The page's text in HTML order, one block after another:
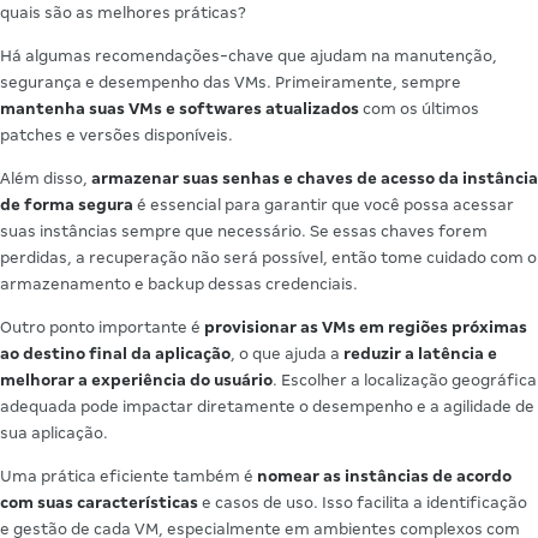
quais são as melhores práticas?
Há algumas recomendações-chave que ajudam na manutenção,
segurança e desempenho das VMs. Primeiramente, sempre
mantenha suas VMs e softwares atualizados com os últimos
patches e versões disponíveis.
Além disso, armazenar suas senhas e chaves de acesso da instância
de forma segura é essencial para garantir que você possa acessar
suas instâncias sempre que necessário. Se essas chaves forem
perdidas, a recuperação não será possível, então tome cuidado com o
armazenamento e backup dessas credenciais.
Outro ponto importante é provisionar as VMs em regiões próximas
ao destino final da aplicação , o que ajuda a reduzir a latência e
melhorar a experiência do usuário. Escolher a localização geográfica
adequada pode impactar diretamente o desempenho e a agilidade de
sua aplicação.
Uma prática eficiente também é nomear as instâncias de acordo
com suas características e casos de uso. Isso facilita a identificação
e gestão de cada VM, especialmente em ambientes complexos com